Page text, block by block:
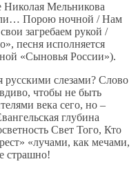
Николая Мельникова
Порою ночной / Нам
загребаем рукой /
песня исполняется
«Сыновья России»).
русскими слезами? Слово
чтобы не быть
века сего, но –
глубина
Свет Того, Кто
«лучами, как мечами,
страшно!